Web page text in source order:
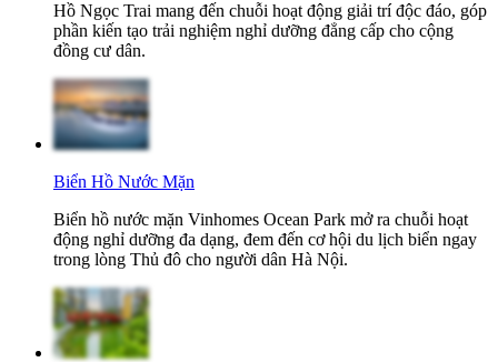
Hồ Ngọc Trai mang đến chuỗi hoạt động giải trí độc đáo, góp
phần kiến tạo trải nghiệm nghỉ dưỡng đẳng cấp cho cộng
đồng cư dân.
Biển Hồ Nước Mặn
Biển hồ nước mặn Vinhomes Ocean Park mở ra chuỗi hoạt
động nghỉ dưỡng đa dạng, đem đến cơ hội du lịch biển ngay
trong lòng Thủ đô cho người dân Hà Nội.